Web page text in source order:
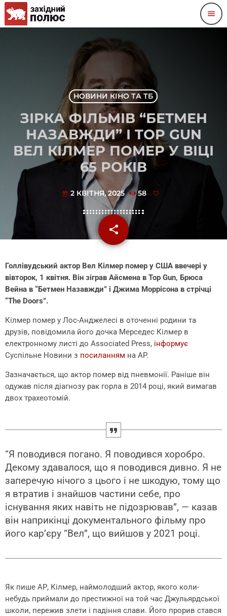
menu
НОВИНИ КІНО ТА ТБ
ЗІРКА ФІЛЬМІВ “БЕТМЕН
НАЗАВЖДИ” І TOP GUN
ВЕЛ КІЛМЕР ПОМЕР У ВІЦІ
65 РОКІВ
today 2 КВІТНЯ, 2025 58
share
email
Голлівудський актор Вел Кілмер помер у США ввечері у
вівторок, 1 квітня. Він зіграв Айсмена в Top Gun, Брюса
Вейна в “Бетмен Назавжди” і Джима Моррісона в стрічці
“The Doors”.
Кілмер помер у Лос-Анджелесі в оточенні родини та
друзів, повідомила його дочка Мерседес Кілмер в
електронному листі до Associated Press, інформує
Суспільне Новини з посиланням на AP.
Зазначається, що актор помер від пневмонії. Раніше він
одужав після діагнозу рак горла в 2014 році, який вимагав
двох трахеотомій.
“Я поводився погано. Я поводився хоробро.
Декому здавалося, що я поводився дивно. Я не
заперечую нічого з цього і не шкодую, тому що
я втратив і знайшов частини себе, про
існування яких навіть не підозрював”, — казав
він наприкінці документального фільму про
його кар’єру “Вел”, що вийшов у 2021 році.
Як пише АР, Кілмер, наймолодший актор, якого коли-
небудь приймали до престижної на той час Джульярдської
школи, пережив злети і падіння слави. Його прорив стався